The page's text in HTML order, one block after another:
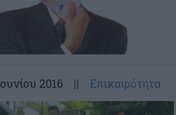
2016 || Επικαιρότητα